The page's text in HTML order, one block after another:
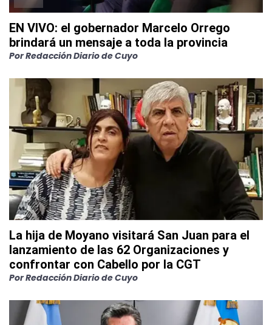
EN VIVO: el gobernador Marcelo Orrego
brindará un mensaje a toda la provincia
PorRedacción Diario de Cuyo
La hija de Moyano visitará San Juan para el
lanzamiento de las 62 Organizaciones y
confrontar con Cabello por la CGT
PorRedacción Diario de Cuyo